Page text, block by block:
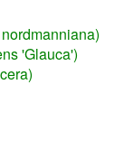
'Glauca')